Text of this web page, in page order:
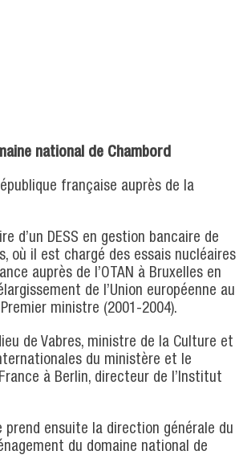
national de Chambord
française auprès de la
d’un DESS en gestion bancaire de
où il est chargé des essais nucléaires
auprès de l’OTAN à Bruxelles en
de l’Union européenne au
ministre (2001-2004).
de Vabres, ministre de la Culture et
du ministère et le
à Berlin, directeur de l’Institut
prend ensuite la direction générale du
du domaine national de